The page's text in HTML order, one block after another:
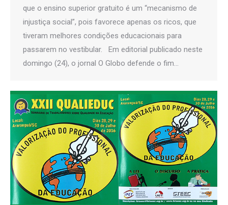
que o ensino superior gratuito é um “mecanismo de
injustiça social”, pois favorece apenas os ricos, que
tiveram melhores condições educacionais para
passarem no vestibular. Em editorial publicado neste
domingo (24), o jornal O Globo defende o fim…